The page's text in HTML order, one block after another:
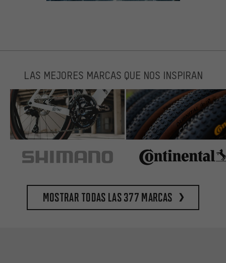
LAS MEJORES MARCAS QUE NOS INSPIRAN
Mostrar todas las 377 marcas